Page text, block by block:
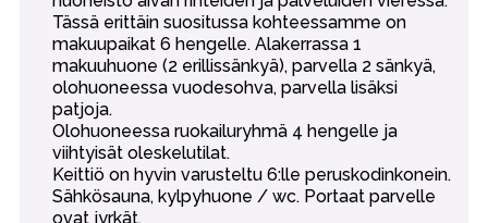
Tässä erittäin suositussa kohteessamme on
makuupaikat 6 hengelle. Alakerrassa 1
makuuhuone (2 erillissänkyä), parvella 2 sänkyä,
olohuoneessa vuodesohva, parvella lisäksi
patjoja.
Olohuoneessa ruokailuryhmä 4 hengelle ja
viihtyisät oleskelutilat.
Keittiö on hyvin varusteltu 6:lle peruskodinkonein.
Sähkösauna, kylpyhuone / wc. Portaat parvelle
ovat jyrkät.